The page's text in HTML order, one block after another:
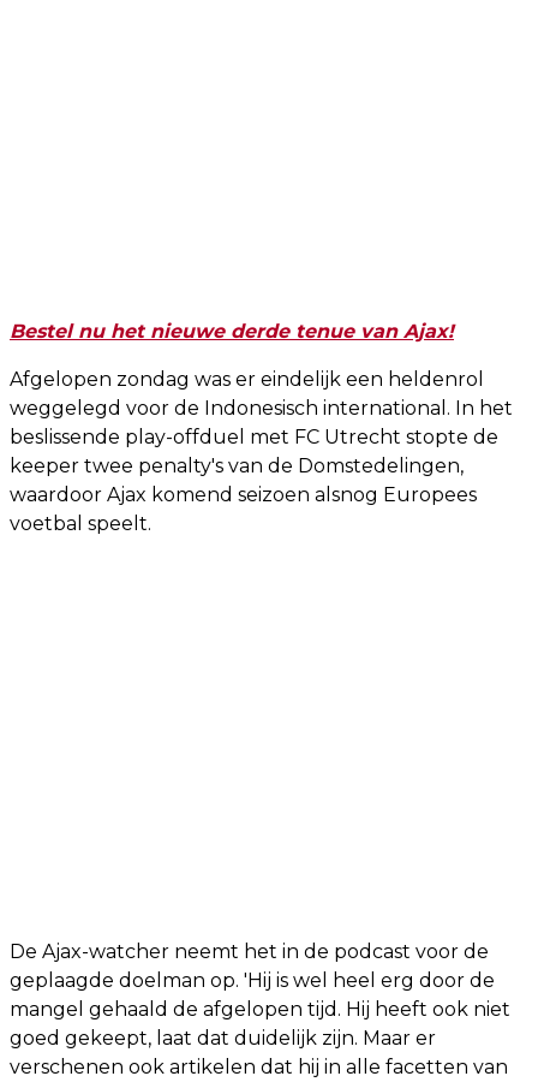
Bestel nu het nieuwe derde tenue van Ajax!
Afgelopen zondag was er eindelijk een heldenrol
weggelegd voor de Indonesisch international. In het
beslissende play-offduel met FC Utrecht stopte de
keeper twee penalty's van de Domstedelingen,
waardoor Ajax komend seizoen alsnog Europees
voetbal speelt.
De Ajax-watcher neemt het in de podcast voor de
geplaagde doelman op. 'Hij is wel heel erg door de
mangel gehaald de afgelopen tijd. Hij heeft ook niet
goed gekeept, laat dat duidelijk zijn. Maar er
verschenen ook artikelen dat hij in alle facetten van